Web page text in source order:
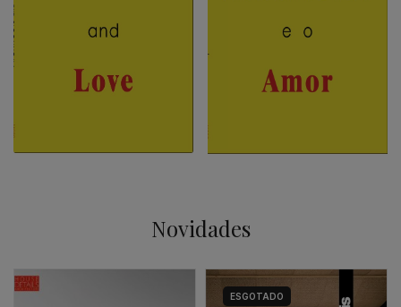
Novidades
ESGOTADO